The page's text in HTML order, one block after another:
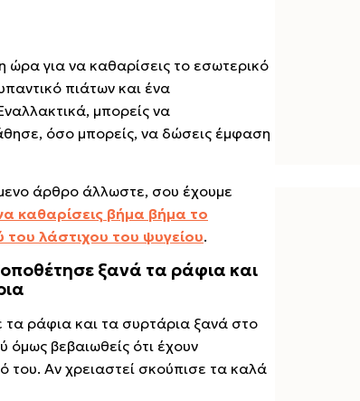
ώρα για να καθαρίσεις το εσωτερικό
πιάτων και ένα
μπορείς να
όσο μπορείς, να δώσεις έμφαση
άρθρο άλλωστε, σου έχουμε
καθαρίσεις βήμα βήμα το
του λάστιχου του ψυγείου.
ξανά τα ράφια και
τα ράφια και τα συρτάρια ξανά στο
όμως βεβαιωθείς ότι έχουν
του. Αν χρειαστεί σκούπισε τα καλά